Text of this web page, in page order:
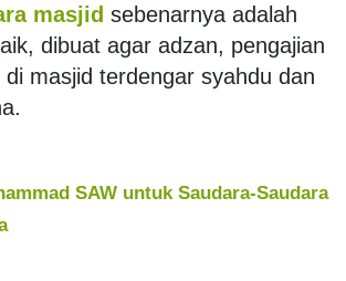
masjid sebenarnya adalah
dibuat agar adzan, pengajian
masjid terdengar syahdu dan
SAW untuk Saudara-Saudara